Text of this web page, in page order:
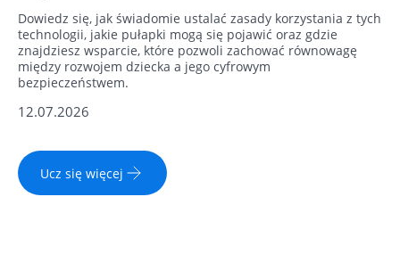
Dowiedz się, jak świadomie ustalać zasady korzystania z tych
technologii, jakie pułapki mogą się pojawić oraz gdzie
znajdziesz wsparcie, które pozwoli zachować równowagę
między rozwojem dziecka a jego cyfrowym
bezpieczeństwem.
12.07.2026
Ucz się więcej